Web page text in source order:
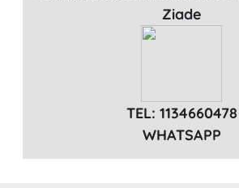
Ziade
TEL: 1134660478
WHATSAPP